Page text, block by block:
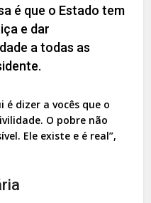
é que o Estado tem
e dar
a todas as
é dizer a vocês que o
O pobre não
Ele existe e é real”,